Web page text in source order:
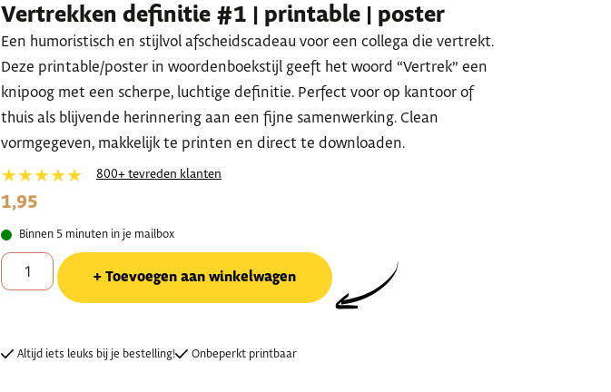
Vertrekken definitie #1 | printable | poster
Een humoristisch en stijlvol afscheidscadeau voor een collega die vertrekt.
Deze printable/poster in woordenboekstijl geeft het woord “Vertrek” een
knipoog met een scherpe, luchtige definitie. Perfect voor op kantoor of
thuis als blijvende herinnering aan een fijne samenwerking. Clean
vormgegeven, makkelijk te printen en direct te downloaden.
★★★★★ 800+ tevreden klanten
1,95
Binnen 5 minuten in je mailbox
Toevoegen aan winkelwagen
Altijd iets leuks bij je bestelling! Onbeperkt printbaar